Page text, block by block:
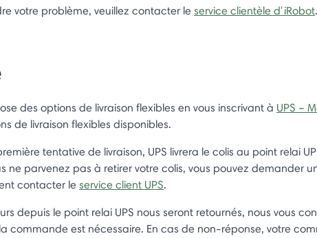
votre problème, veuillez contacter le service clientèle d'iRobot.
des options de livraison flexibles en vous inscrivant à UPS –
de livraison flexibles disponibles.
tentative de livraison, UPS livrera le colis au point relai
ne parvenez pas à retirer votre colis, vous pouvez demander
contacter le service client UPS.
depuis le point relai UPS nous seront retournés, nous vous
commande est nécessaire. En cas de non-réponse, votre